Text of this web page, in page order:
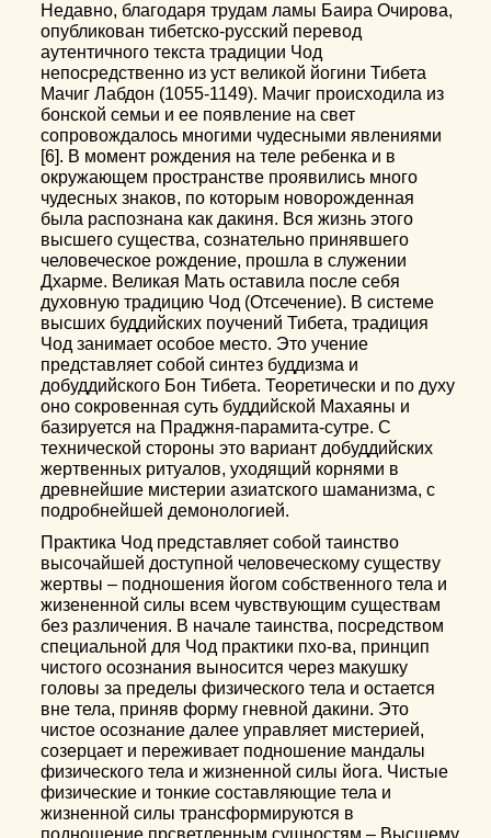
Недавно, благодаря трудам ламы Баира Очирова,
опубликован тибетско-русский перевод
аутентичного текста традиции Чод
непосредственно из уст великой йогини Тибета
Мачиг Лабдон (1055-1149). Мачиг происходила из
бонской семьи и ее появление на свет
сопровождалось многими чудесными явлениями
[6]. В момент рождения на теле ребенка и в
окружающем пространстве проявились много
чудесных знаков, по которым новорожденная
была распознана как дакиня. Вся жизнь этого
высшего существа, сознательно принявшего
человеческое рождение, прошла в служении
Дхарме. Великая Мать оставила после себя
духовную традицию Чод (Отсечение). В системе
высших буддийских поучений Тибета, традиция
Чод занимает особое место. Это учение
представляет собой синтез буддизма и
добуддийского Бон Тибета. Теоретически и по духу
оно сокровенная суть буддийской Махаяны и
базируется на Праджня-парамита-сутре. С
технической стороны это вариант добуддийских
жертвенных ритуалов, уходящий корнями в
древнейшие мистерии азиатского шаманизма, с
подробнейшей демонологией.
Практика Чод представляет собой таинство
высочайшей доступной человеческому существу
жертвы – подношения йогом собственного тела и
жизененной силы всем чувствующим существам
без различения. В начале таинства, посредством
специальной для Чод практики пхо-ва, принцип
чистого осознания выносится через макушку
головы за пределы физического тела и остается
вне тела, приняв форму гневной дакини. Это
чистое осознание далее управляет мистерией,
созерцает и переживает подношение мандалы
физического тела и жизненной силы йога. Чистые
физические и тонкие составляющие тела и
жизненной силы трансформируются в
подношение прсветленным сущностям – Высшему